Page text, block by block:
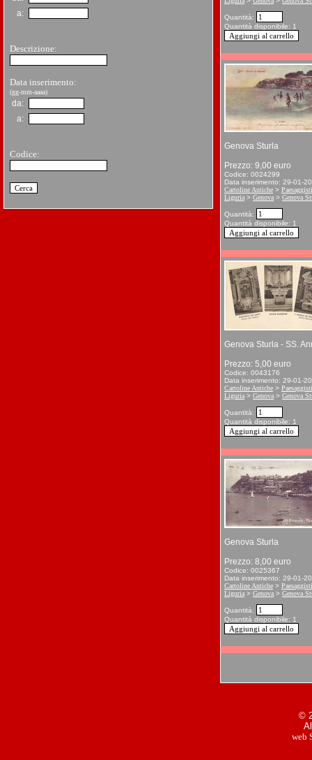
a:
Descrizione:
Data inserimento:
(gg-mm-aaaa)
da:
a:
Codice:
Quantità:
Quantità disponibile: 1
Genova Sturla
Prezzo: 9,00 euro
Codice: 0024299
Data inserimento: 29-01-
Cartoline Antiche >
Liguria > Genova > Genova
Quantità:
Quantità disponibile: 1
Genova Sturla - SS.
Prezzo: 5,00 euro
Codice: 0043176
Data inserimento: 29-01-
Cartoline Antiche >
Liguria > Genova > Genova
Quantità:
Quantità disponibile: 1
Genova Sturla
Prezzo: 8,00 euro
Codice: 0025367
Data inserimento: 29-01-
Cartoline Antiche >
Liguria > Genova > Genova
Quantità:
Quantità disponibile: 1
©
web